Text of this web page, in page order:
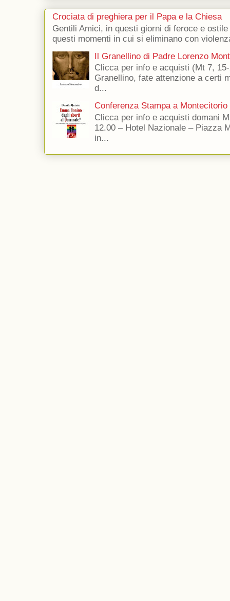
Crociata di preghiera per il Papa e la Chiesa
Gentili Amici, in questi giorni di feroce e
questi momenti in cui si eliminano con
Il Granellino di Padre Lorenzo
Clicca per info e acquisti (Mt 7,
Granellino, fate attenzione a certi
d...
Conferenza Stampa a Montecitorio
Clicca per info e acquisti domani
12.00 – Hotel Nazionale – Piazza
in...